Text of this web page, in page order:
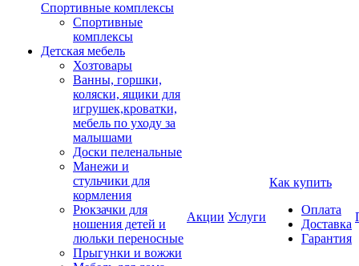
Спортивные комплексы
Спортивные
комплексы
Детская мебель
Хозтовары
Ванны, горшки,
коляски, ящики для
игрушек,кроватки,
мебель по уходу за
малышами
Доски пеленальные
Манежи и
стульчики для
кормления
Рюкзачки для
ношения детей и
люльки переносные
Прыгунки и вожжи
Акции Услуги
Как купить
Оплата
Доставка
Гарантия